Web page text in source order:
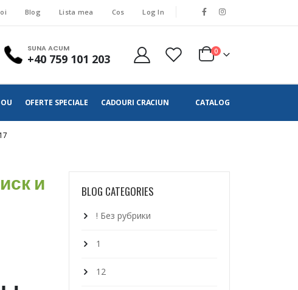
Blog Lista mea Cos Log In
SUNA ACUM
+40 759 101 203
0
OFERTE SPECIALE CADOURI CRACIUN CATALOG
и
BLOG CATEGORIES
! Без рубрики
1
12